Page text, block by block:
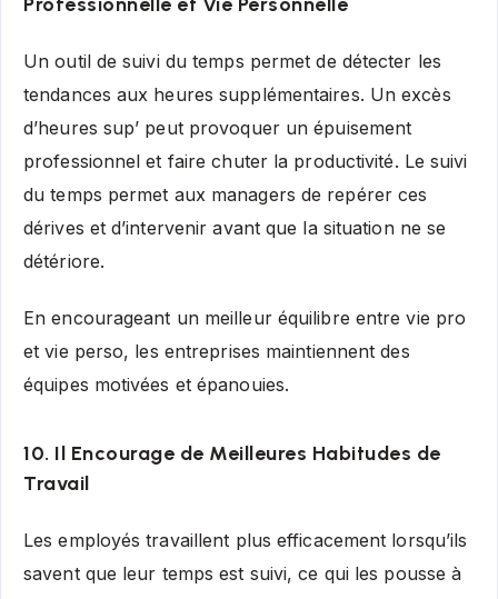
Un outil de suivi du temps permet de détecter les
tendances aux heures supplémentaires. Un excès
d’heures sup’ peut provoquer un épuisement
professionnel et faire chuter la productivité. Le suivi
du temps permet aux managers de repérer ces
dérives et d’intervenir avant que la situation ne se
détériore.
En encourageant un meilleur équilibre entre vie pro
et vie perso, les entreprises maintiennent des
équipes motivées et épanouies.
10. Il Encourage de Meilleures Habitudes de
Travail
Les employés travaillent plus efficacement lorsqu’ils
savent que leur temps est suivi, ce qui les pousse à